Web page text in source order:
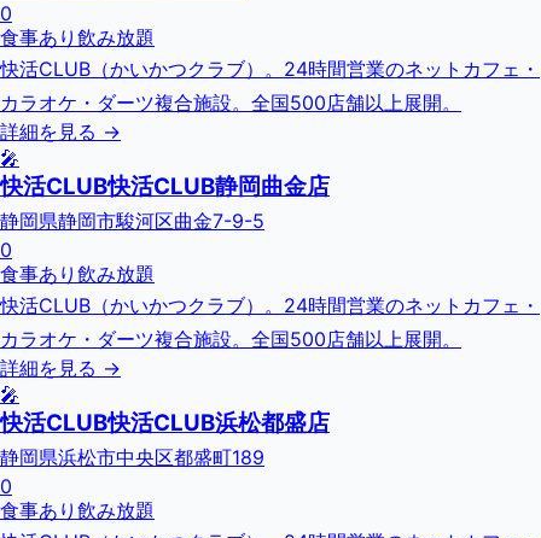
0
食事あり 飲み放題
快活CLUB（かいかつクラブ）。24時間営業のネットカフェ・
カラオケ・ダーツ複合施設。全国500店舗以上展開。
詳細を見る →
🎤
快活CLUB快活CLUB静岡曲金店
静岡県静岡市駿河区曲金7-9-5
0
食事あり 飲み放題
快活CLUB（かいかつクラブ）。24時間営業のネットカフェ・
カラオケ・ダーツ複合施設。全国500店舗以上展開。
詳細を見る →
🎤
快活CLUB快活CLUB浜松都盛店
静岡県浜松市中央区都盛町189
0
食事あり 飲み放題